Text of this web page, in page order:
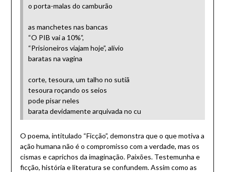
o porta-malas do camburão
as manchetes nas bancas
“O PIB vai a 10%”,
“Prisioneiros viajam hoje”, alívio
baratas na vagina
corte, tesoura, um talho no sutiã
tesoura roçando os seios
pode pisar neles
barata devidamente arquivada no cu
O poema, intitulado “Ficção”, demonstra que o que motiva a
ação humana não é o compromisso com a verdade, mas os
cismas e caprichos da imaginação. Paixões. Testemunha e
ficção, história e literatura se confundem. Assim como as